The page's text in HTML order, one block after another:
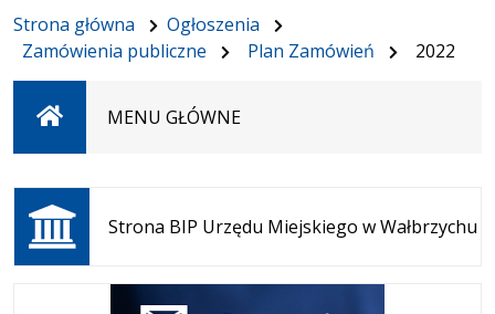
Strona główna
Ogłoszenia
Zamówienia publiczne
Plan Zamówień 2022
StronaMENU GŁÓWNE
Strona BIP Urzędu Miejskiego w Wałbrzychu
Otwiera
się w
nowej
karcie